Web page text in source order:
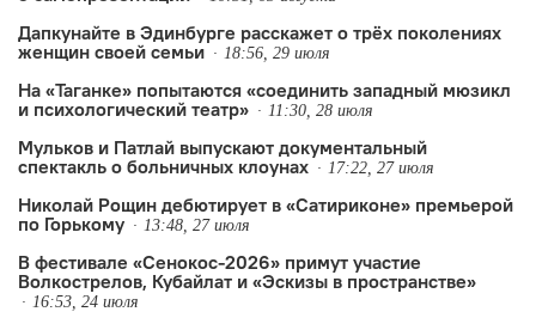
Дапкунайте в Эдинбурге расскажет о трёх поколениях
женщин своей семьи
18:56, 29 июля
На «Таганке» попытаются «соединить западный мюзикл
и психологический театр»
11:30, 28 июля
Мульков и Патлай выпускают документальный
спектакль о больничных клоунах
17:22, 27 июля
Николай Рощин дебютирует в «Сатириконе» премьерой
по Горькому
13:48, 27 июля
В фестивале «Сенокос-2026» примут участие
Волкострелов, Кубайлат и «Эскизы в пространстве»
16:53, 24 июля